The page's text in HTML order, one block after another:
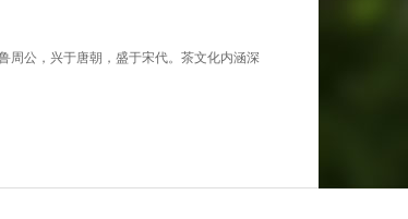
周公，兴于唐朝，盛于宋代。茶文化内涵深